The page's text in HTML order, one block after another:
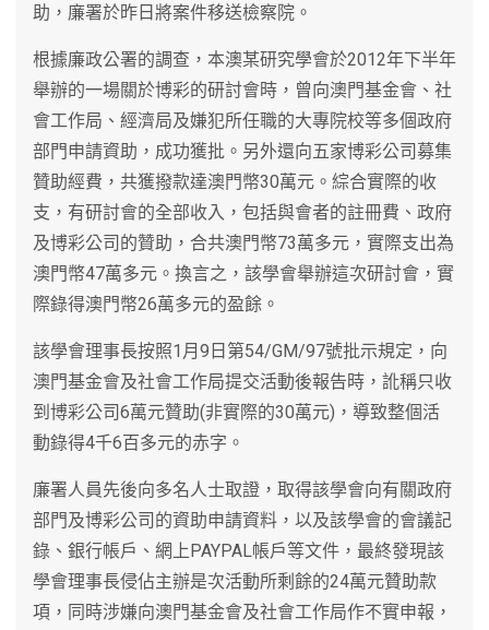
助，廉署於昨日將案件移送檢察院。
根據廉政公署的調查，本澳某研究學會於2012年下半年
舉辦的一場關於博彩的研討會時，曾向澳門基金會、社
會工作局、經濟局及嫌犯所任職的大專院校等多個政府
部門申請資助，成功獲批。另外還向五家博彩公司募集
贊助經費，共獲撥款達澳門幣30萬元。綜合實際的收
支，有研討會的全部收入，包括與會者的註冊費、政府
及博彩公司的贊助，合共澳門幣73萬多元，實際支出為
澳門幣47萬多元。換言之，該學會舉辦這次研討會，實
際錄得澳門幣26萬多元的盈餘。
該學會理事長按照1月9日第54/GM/97號批示規定，向
澳門基金會及社會工作局提交活動後報告時，訛稱只收
到博彩公司6萬元贊助(非實際的30萬元)，導致整個活
動錄得4千6百多元的赤字。
廉署人員先後向多名人士取證，取得該學會向有關政府
部門及博彩公司的資助申請資料，以及該學會的會議記
錄、銀行帳戶、網上PAYPAL帳戶等文件，最終發現該
學會理事長侵佔主辦是次活動所剩餘的24萬元贊助款
項，同時涉嫌向澳門基金會及社會工作局作不實申報，